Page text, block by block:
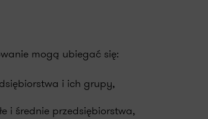
mogą ubiegać się:
i ich grupy,
i średnie przedsiębiorstwa,